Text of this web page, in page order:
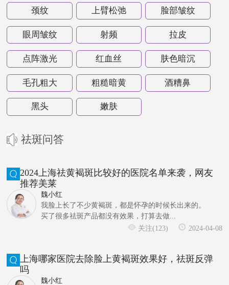
颈纹 上臂松弛 脸部皱纹
眼周皱纹 射频 拉皮
点阵激光 红血丝 肤色暗沉
毛孔粗大 粗糙暗黄 酒糟鼻
黑头 嫩肤
祛斑问答
2024上海祛黄褐斑比较好的医院名单来袭，网友
推荐美莱
魏小红
我脸上长了不少黄褐斑，都是怀孕的时候长出来的。
买了很多祛斑产品都没有效果，打算去做...
关注(123)
2024-04-08
上海哪家医院去除脸上黄褐斑效果好，祛斑反弹
吗
魏小红